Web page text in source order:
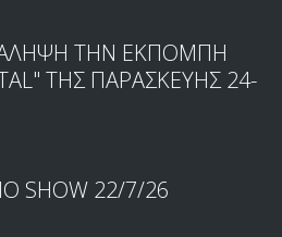
ΤΗΝ ΕΚΠΟΜΠΗ
ΤΗΣ ΠΑΡΑΣΚΕΥΗΣ 24-
SHOW 22/7/26